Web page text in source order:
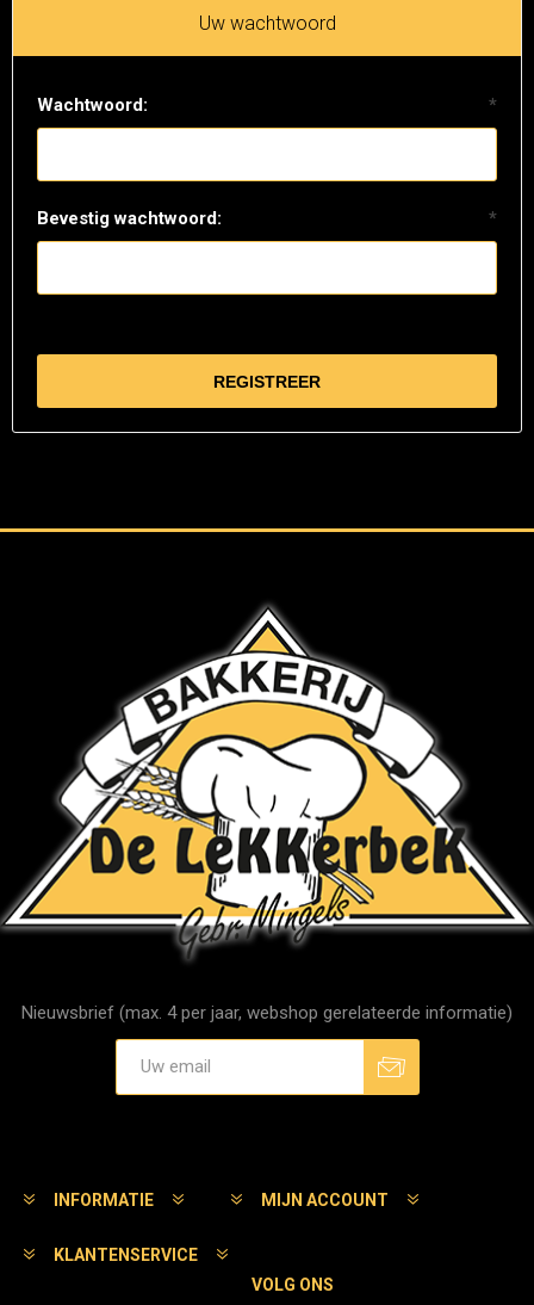
Uw wachtwoord
Wachtwoord: *
Bevestig wachtwoord: *
Nieuwsbrief (max. 4 per jaar, webshop gerelateerde informatie)
INFORMATIE MIJN ACCOUNT
KLANTENSERVICE
VOLG ONS